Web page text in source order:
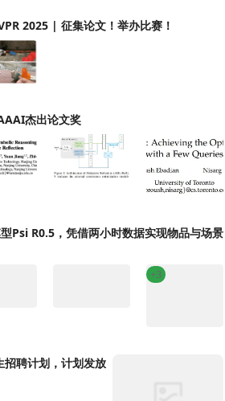
2025 | 征集论文！举办比赛！
杰出论文奖
+7
Psi R0.5，凭借两小时数据实现物品与场景
+3
聘计划，计划发放